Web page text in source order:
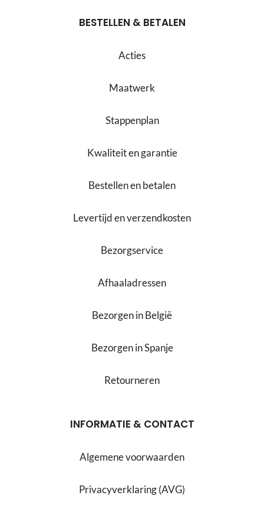
BESTELLEN & BETALEN
Acties
Maatwerk
Stappenplan
Kwaliteit en garantie
Bestellen en betalen
Levertijd en verzendkosten
Bezorgservice
Afhaaladressen
Bezorgen in België
Bezorgen in Spanje
Retourneren
INFORMATIE & CONTACT
Algemene voorwaarden
Privacyverklaring (AVG)